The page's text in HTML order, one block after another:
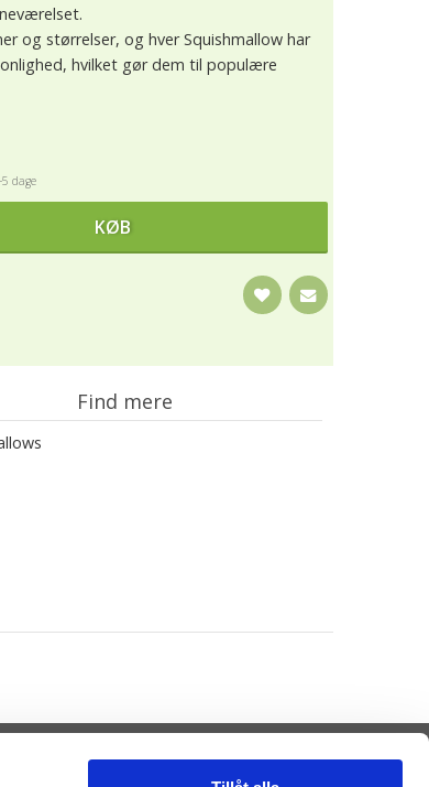
og størrelser, og hver Squishmallow har
hvilket gør dem til populære
dage
KØB
Find mere